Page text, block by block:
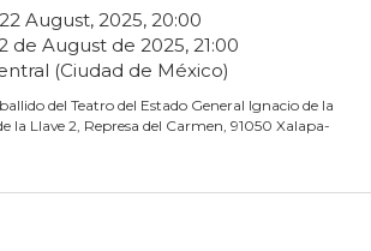
22 August, 2025, 20:00
de August de 2025, 21:00
(Ciudad de México)
del Teatro del Estado General Ignacio de la
la Llave 2, Represa del Carmen, 91050 Xalapa-